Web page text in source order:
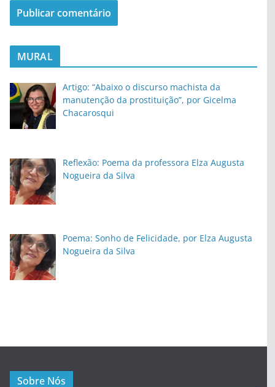
MURAL
Artigo: “Abaixo o discurso machista da
manutenção da prostituição”, por Gicelma
Chacarosqui
Reflexão: Poema da professora Elza Augusta
Nogueira da Silva
Poema: Sonho de Felicidade, por Elza Augusta
Nogueira da Silva
Sobre Nós